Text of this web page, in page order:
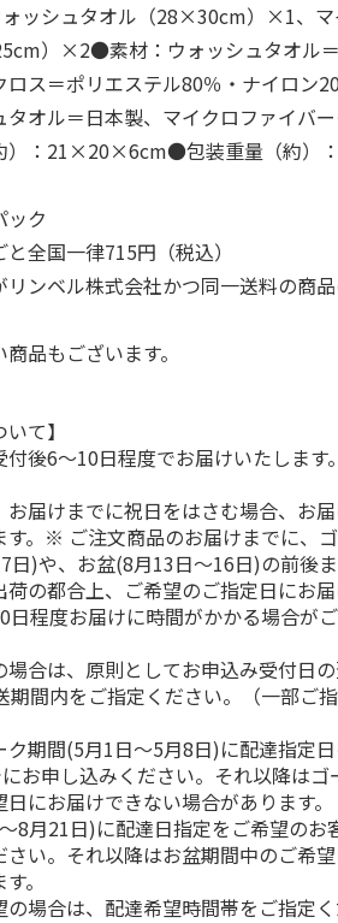
ョの
の
と
水森亜土／ステッカ
ーセット
600円
(送料別・税込)
リラックマ／マル
ケース
5.0（6）
1,100円
(送料別・税込)
ッシュタオル（28×30cm）×1、マ
）×2●素材：ウォッシュタオル
ロス＝ポリエステル80％・ナイロン
タオル＝日本製、マイクロファイバ
）：21×20×6cm●包装重量（約）
ク
全国一律715円（税込）
ンベル株式会社かつ同一送料の商
品もございます。
て】
後6～10日程度でお届けいたします。
届けまでに祝日をはさむ場合、お
す。※ ご注文商品のお届けまでに、
日)や、お盆(8月13日～16日)の前後
荷の都合上、ご希望のご指定日にお
日程度お届けに時間がかかる場合が
合は、原則としてお申込み受付日
期間内をご指定ください。（一部ご
期間(5月1日～5月8日)に配達指定
お申し込みください。それ以降はゴ
にお届けできない場合があります。
8月21日)に配達日指定をご希望のお
さい。それ以降はお盆期間中のご希
。
場合は、配達希望時間帯をご指定く